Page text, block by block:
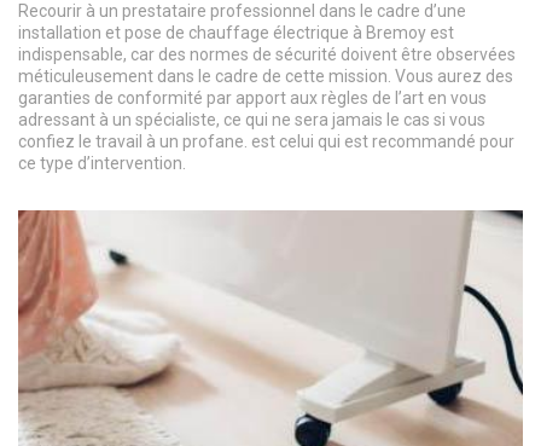
Recourir à un prestataire professionnel dans le cadre d’une
installation et pose de chauffage électrique à Bremoy est
indispensable, car des normes de sécurité doivent être observées
méticuleusement dans le cadre de cette mission. Vous aurez des
garanties de conformité par apport aux règles de l’art en vous
adressant à un spécialiste, ce qui ne sera jamais le cas si vous
confiez le travail à un profane. est celui qui est recommandé pour
ce type d’intervention.